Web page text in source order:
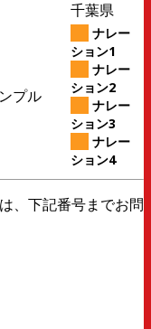
千葉県
プル
ナレー
ション1
ナレー
ション2
ナレー
ション3
ナレー
ション4
、下記番号までお問